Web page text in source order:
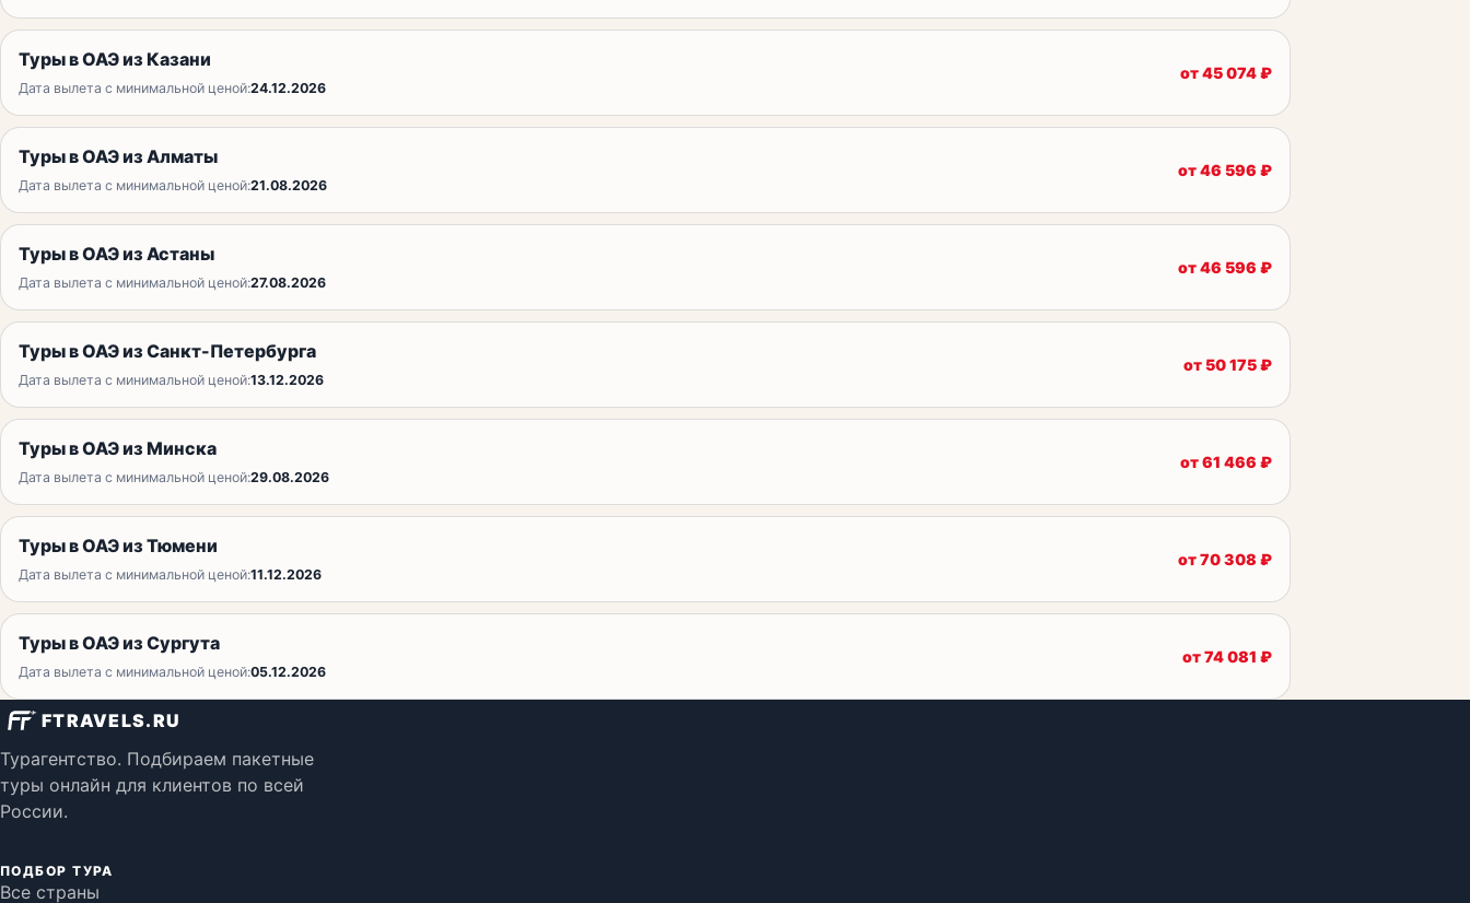
Туры в ОАЭ из Казани
Дата вылета с минимальной ценой:24.12.2026
от45 074₽
Туры в ОАЭ из Алматы
Дата вылета с минимальной ценой:21.08.2026
от46 596 ₽
Туры в ОАЭ из Астаны
Дата вылета с минимальной ценой:27.08.2026
от46 596 ₽
Туры в ОАЭ из Санкт-Петербурга
Дата вылета с минимальной ценой:13.12.2026
от50 175₽
Туры в ОАЭ из Минска
Дата вылета с минимальной ценой:29.08.2026
от61 466 ₽
Туры в ОАЭ из Тюмени
Дата вылета с минимальной ценой:11.12.2026
от70 308 ₽
Туры в ОАЭ из Сургута
Дата вылета с минимальной ценой:05.12.2026
от74 081 ₽
FTRAVELS.RU
Турагентство. Подбираем пакетные
туры онлайн для клиентов по всей
России.
ПОДБОР ТУРА
Все страны